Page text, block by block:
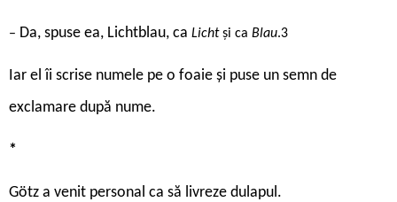
– Da, spuse ea, Lichtblau, ca Lichtși ca Blau.3
Iar el îi scrise numele pe o foaie și puse un semn de
exclamare după nume.
*
Götz a venit personal ca să livreze dulapul.